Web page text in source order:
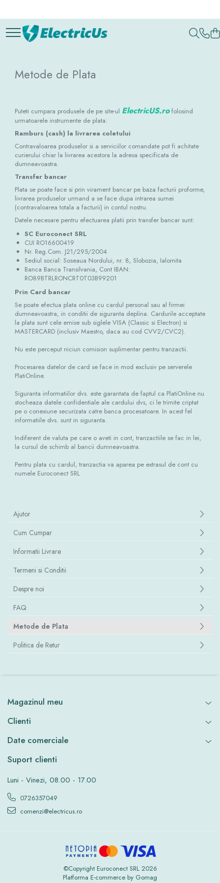
Aparataj electric ultraterminal
Aparataj de protectie
separatoare de sarcina
Accesorii instalatii electrice
semnalizare
Iluminat
Industrial
Iluminat stradal
Zone urbane, parcuri și grădini
Proiectoare led
Tablouri si doze electrice
Organizare santier
Producatori
Bticino
Finder
Gewiss
Giovenzana
Milwaukee
Noark
Panasonic
Scame
Schneider
Siemens
Thorn ECO
Vyrtych
Metode de Plata
Puteti cumpara produsele de pe site-ul ElectricUS.rofolosind
urmatoarele instrumente de plata:
Ramburs (cash) la livrarea coletului
Contravaloarea produselor si a serviciilor comandate pot fi achitate
curierului chiar la livrarea acestora la adresa specificata de
dumneavoastra.
Transfer bancar
Plata se poate face si prin virament bancar pe baza facturii proforme,
livrarea produselor urmand a se face dupa intrarea sumei
(contravaloarea totala a facturii) in contul nostru.
Datele necesare pentru efectuarea platii prin transfer bancar sunt:
SC Euroconect SRL
CUI RO16600419
Nr. Reg.Com. J21/295/2004
Sediul social: Soseaua Nordului, nr. 8, Slobozia, Ialomita
Banca Banca Transilvania, Cont IBAN:
RO89BTRLRONCRT0T03B99201
Prin Card bancar
Se poate efectua plata online cu cardul personal sau al firmei
dumneavoastra, in conditii de siguranta deplina. Cardurile acceptate
la plata sunt cele emise sub siglele VISA (Classic si Electron) si
MASTERCARD (inclusiv Maestro, daca au cod CVV2/CVC2).
Nu este perceput niciun comision suplimentar pentru tranzactii.
Procesarea datelor de card se face in mod exclusiv pe serverele
PlatiOnline.
Siguranta informatiilor dvs. este garantata de faptul ca PlatiOnline nu
stocheaza datele confidentiale ale cardului dvs, ci le trimite criptat
pe o conexiune securizata catre banca procesatoare. In acest fel
informatiile dvs. sunt in siguranta.
Indiferent de valuta pe care o aveti in cont, tranzactiile se fac in lei,
la cursul de schimb al bancii dumneavoastra.
Pentru plata cu cardul, tranzactia va aparea pe extrasul de cont cu
numele Euroconect SRL
Ajutor
Cum Cumpar
Informatii Livrare
Termeni si Conditii
Despre noi
FAQ
Metode de Plata
Politica de Retur
Magazinul meu
Clienti
Date comerciale
Suport clienti
Luni - Vinezi, 08.00 - 17.00
0726357049
comenzi@electricus.ro
©Copyright Euroconect SRL 2026
Platforma E-commerce by Gomag